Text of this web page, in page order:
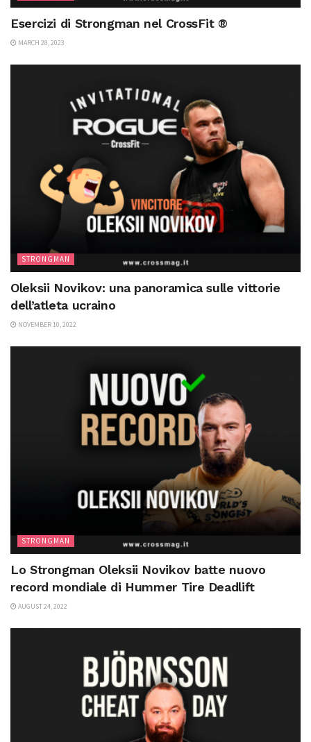
Esercizi di Strongman nel CrossFit ®
MARCH 28, 2023
STRONGMAN
Oleksii Novikov: una panoramica sulle vittorie
dell’atleta ucraino
NOVEMBER 10, 2022
STRONGMAN
Lo Strongman Oleksii Novikov batte nuovo
record mondiale di Hummer Tire Deadlift
AUGUST 24, 2022